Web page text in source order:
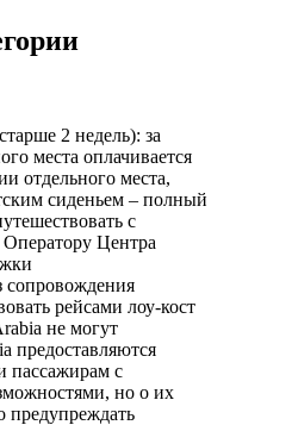
2 недель): за
места оплачивается
отдельного места,
сиденьем – полный
с
Центра
сопровождения
рейсами лоу-кост
не могут
предоставляются
пассажирам с
но о их
предупреждать